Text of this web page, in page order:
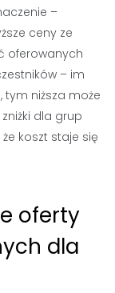
–
ceny ze
oferowanych
– im
tym niższa może
dla grup
koszt staje się
oferty
dla